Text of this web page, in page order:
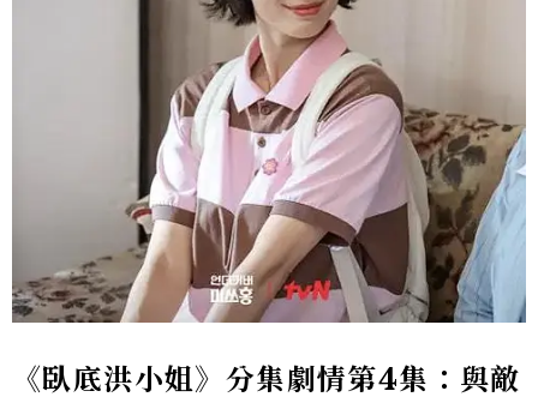
《臥底洪小姐》分集劇情第4集：與敵